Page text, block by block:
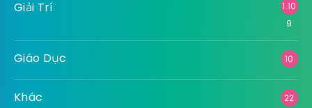
Giải Trí
1.10
9
Giáo Dục 10
Khác 22